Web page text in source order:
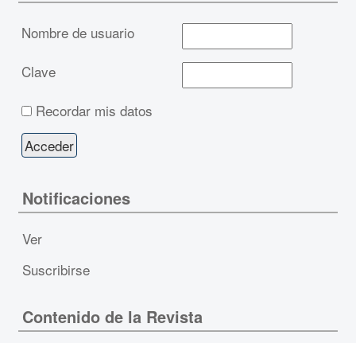
Nombre de usuario
Clave
Recordar mis datos
Notificaciones
Ver
Suscribirse
Contenido de la Revista